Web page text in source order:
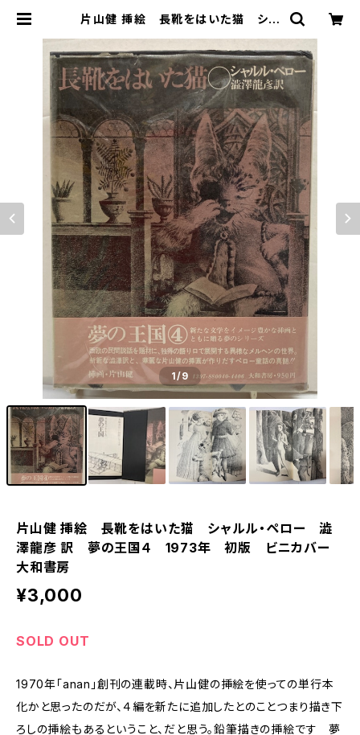
片山健 挿絵 長靴をはいた猫 シャ
国４ 1973年 初版 ビニカバー
大和書房 | トムズボックス
1/9
片山健 挿絵 長靴をはいた猫 シャルル・ペロー 澁
澤龍彦 訳 夢の王国４ 1973年 初版 ビニカバー
大和書房
¥3,000
SOLD OUT
1970年「anan」創刊の連載時、片山健の挿絵を使っての単行本
化かと思ったのだが、４編を新たに追加したとのことつまり描き下
ろしの挿絵もあるということ、だと思う。鉛筆描きの挿絵です 夢